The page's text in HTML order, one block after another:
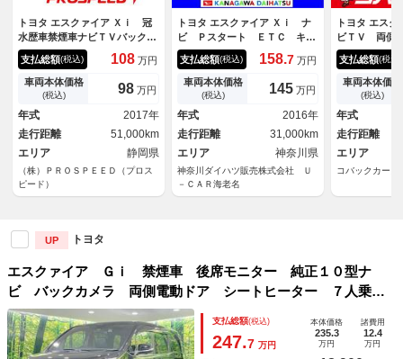
トヨタ エスクァイア Ｘｉ 冠
水歴車禁煙車ナビＴＶバックカ
メラリヤフリップダウンモニタ
ーセーフティセンス衝突軽減ブ
レーキ付スマートキーＰスター
トドライブレコーダーイモビ付
左側パワスラオートマチックハ
イビーム３列シート８名乗車
支払総額(税込) 108 万円
車両本体価格
(税込) 98 万円
年式
2017年
走行距離
51,000km
エリア
静岡県
（株）ＰＲＯＳＰＥＥＤ（プロス
ピード）
トヨタ エスクァイア Ｘｉ ナ
ビ Ｐスタート ＥＴＣ キー
フリー ナビ ステアリングス
イッチ Ｐスタート 横滑り防
止機能 誤発進抑制装置 アイ
ドリングストップ オートハイ
ビーム 片側オートスライドド
ア ＥＴＣ 電動格納ミラー
パワーウィンドウ キーフリー
支払総額(税込) 158.7 万円
車両本体価格
(税込) 145 万円
年式
2016年
走行距離
31,000km
エリア
神奈川県
神奈川ダイハツ販売株式会社 Ｕ
－ＣＡＲ海老名
トヨタ エス
ビＴＶ 両側
革 禁煙 Ｂｌ
ｈ ＬＥＤ 前
ー クルーズ
正１５アルミ
支払総額(税込)
車両本体価格
(税込)
年式
走行距離
エリア
コバックカーズ
UP トヨタ
エスクァイア Ｇｉ 禁煙車 後席モニター 純正１０型ナ
ビ バックカメラ 両側電動ドア シートヒーター ７人乗
り 衝突軽減 寒冷地仕様 クルコン ドラレコ ＬＥＤヘッ
ド スマートキー リヤオートエアコン オートハイビーム
支払総額(税込)
247.7 万円
本体価格
235.3
万円
諸費用
12.4
万円